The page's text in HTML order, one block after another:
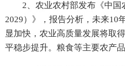
2、农业农村部发布《中国
2029）》，报告分析，未来10
显加快，农业高质量发展将取
平稳步提升。粮食等主要农产